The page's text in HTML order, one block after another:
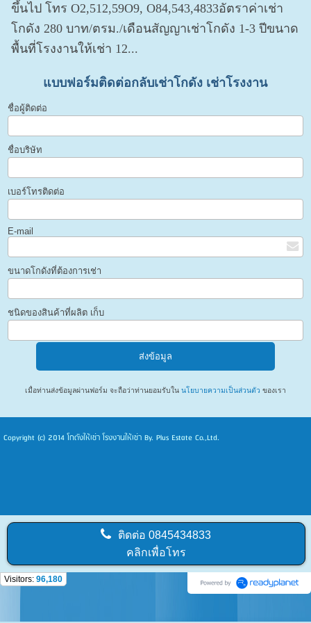
ขึ้นไป โทร O2,512,59O9, O84,543,4833อัตราค่าเช่า
โกดัง 280 บาท/ตรม./เดือนสัญญาเช่าโกดัง 1-3 ปีขนาด
พื้นที่โรงงานให้เช่า 12...
แบบฟอร์มติดต่อกลับเช่าโกดัง เช่าโรงงาน
ชื่อผู้ติดต่อ
ชื่อบริษัท
เบอร์โทรติดต่อ
E-mail
ขนาดโกดังที่ต้องการเช่า
ชนิดของสินค้าที่ผลิต เก็บ
เมื่อท่านส่งข้อมูลผ่านฟอร์ม จะถือว่าท่านยอมรับในนโยบายความเป็นส่วนตัว ของเรา
Copyright (c) 2014โกดังให้เช่า โรงงานให้เช่า By. Plus Estate Co.,Ltd.
ติดต่อ0845434833
คลิกเพื่อโทร
Visitors: 96,180